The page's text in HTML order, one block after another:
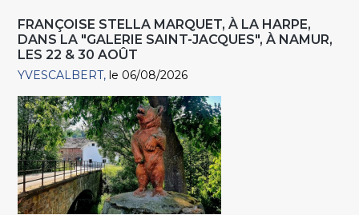
FRANÇOISE STELLA MARQUET, À LA HARPE,
DANS LA "GALERIE SAINT-JACQUES", À NAMUR,
LES 22 & 30 AOÛT
YVESCALBERT le 06/08/2026